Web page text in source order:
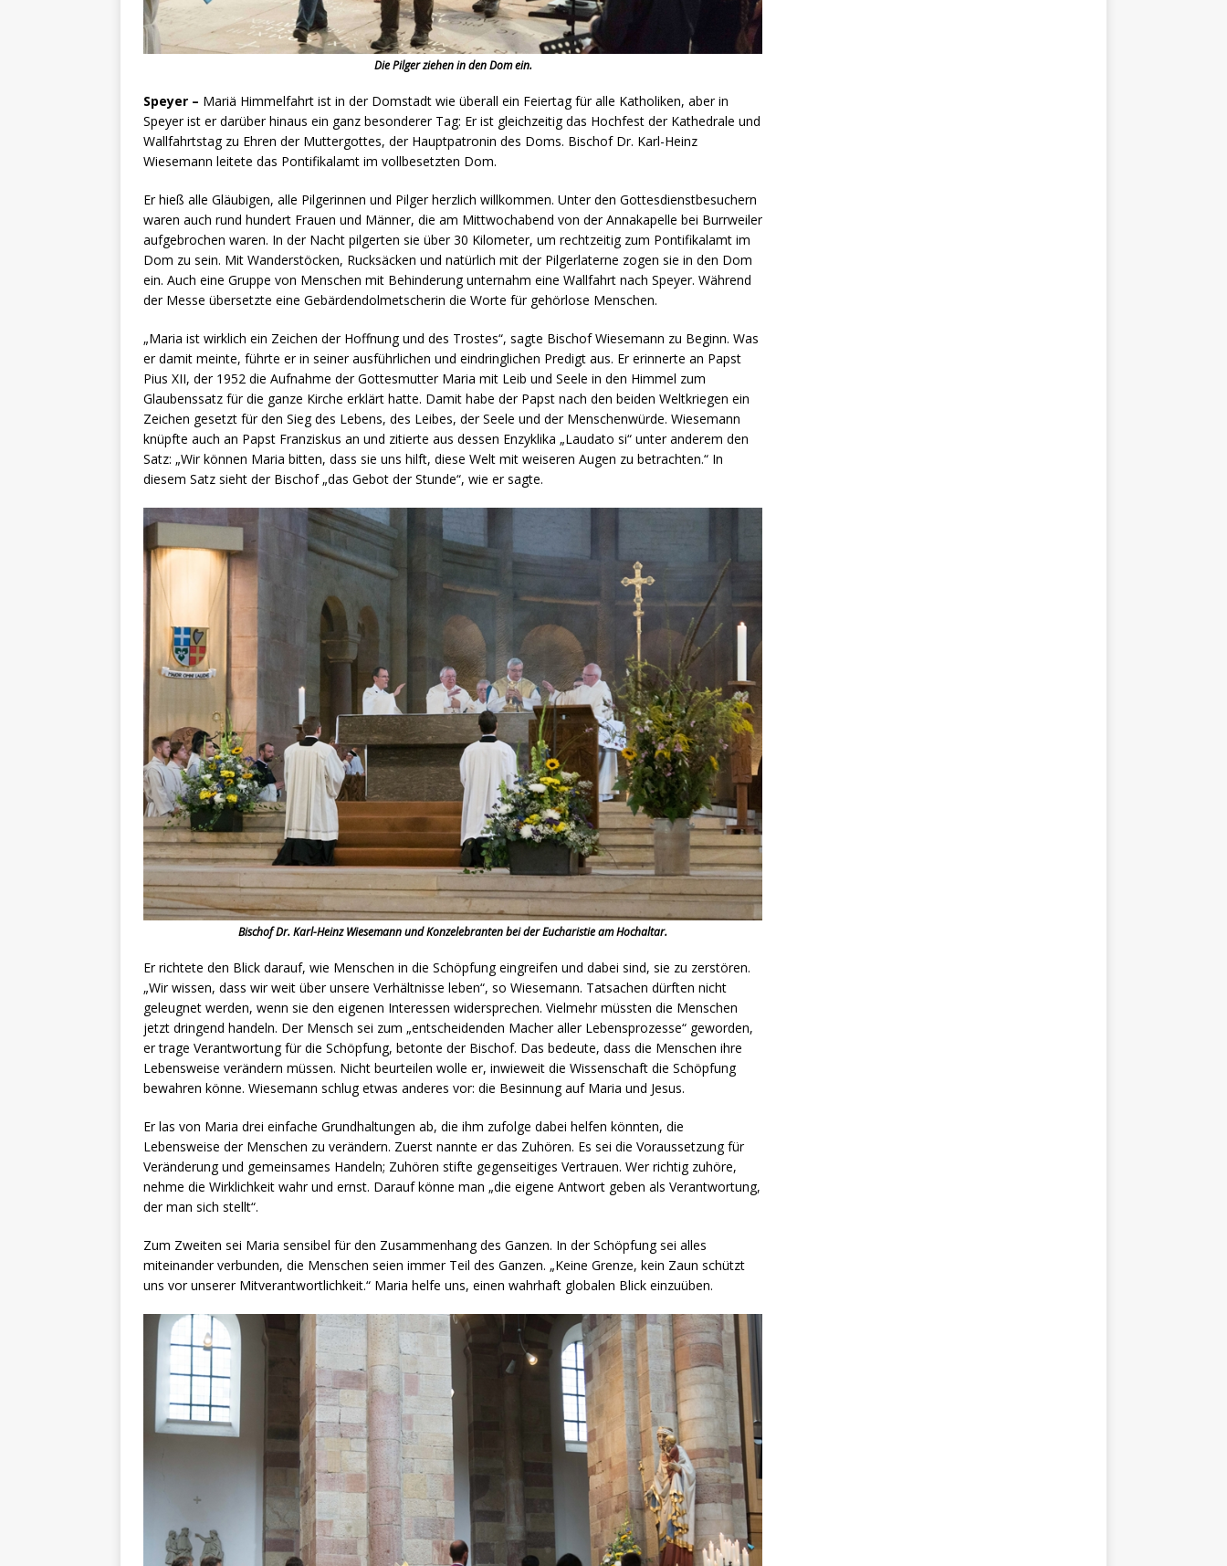
Die Pilger ziehen in den Dom ein.
Speyer – Mariä Himmelfahrt ist in der Domstadt wie überall ein Feiertag für alle Katholiken, aber in
Speyer ist er darüber hinaus ein ganz besonderer Tag: Er ist gleichzeitig das Hochfest der Kathedrale und
Wallfahrtstag zu Ehren der Muttergottes, der Hauptpatronin des Doms. Bischof Dr. Karl-Heinz
Wiesemann leitete das Pontifikalamt im vollbesetzten Dom.
Er hieß alle Gläubigen, alle Pilgerinnen und Pilger herzlich willkommen. Unter den Gottesdienstbesuchern
waren auch rund hundert Frauen und Männer, die am Mittwochabend von der Annakapelle bei Burrweiler
aufgebrochen waren. In der Nacht pilgerten sie über 30 Kilometer, um rechtzeitig zum Pontifikalamt im
Dom zu sein. Mit Wanderstöcken, Rucksäcken und natürlich mit der Pilgerlaterne zogen sie in den Dom
ein. Auch eine Gruppe von Menschen mit Behinderung unternahm eine Wallfahrt nach Speyer. Während
der Messe übersetzte eine Gebärdendolmetscherin die Worte für gehörlose Menschen.
„Maria ist wirklich ein Zeichen der Hoffnung und des Trostes“, sagte Bischof Wiesemann zu Beginn. Was
er damit meinte, führte er in seiner ausführlichen und eindringlichen Predigt aus. Er erinnerte an Papst
Pius XII, der 1952 die Aufnahme der Gottesmutter Maria mit Leib und Seele in den Himmel zum
Glaubenssatz für die ganze Kirche erklärt hatte. Damit habe der Papst nach den beiden Weltkriegen ein
Zeichen gesetzt für den Sieg des Lebens, des Leibes, der Seele und der Menschenwürde. Wiesemann
knüpfte auch an Papst Franziskus an und zitierte aus dessen Enzyklika „Laudato si“ unter anderem den
Satz: „Wir können Maria bitten, dass sie uns hilft, diese Welt mit weiseren Augen zu betrachten.“ In
diesem Satz sieht der Bischof „das Gebot der Stunde“, wie er sagte.
Bischof Dr. Karl-Heinz Wiesemann und Konzelebranten bei der Eucharistie am Hochaltar.
Er richtete den Blick darauf, wie Menschen in die Schöpfung eingreifen und dabei sind, sie zu zerstören.
„Wir wissen, dass wir weit über unsere Verhältnisse leben“, so Wiesemann. Tatsachen dürften nicht
geleugnet werden, wenn sie den eigenen Interessen widersprechen. Vielmehr müssten die Menschen
jetzt dringend handeln. Der Mensch sei zum „entscheidenden Macher aller Lebensprozesse“ geworden,
er trage Verantwortung für die Schöpfung, betonte der Bischof. Das bedeute, dass die Menschen ihre
Lebensweise verändern müssen. Nicht beurteilen wolle er, inwieweit die Wissenschaft die Schöpfung
bewahren könne. Wiesemann schlug etwas anderes vor: die Besinnung auf Maria und Jesus.
Er las von Maria drei einfache Grundhaltungen ab, die ihm zufolge dabei helfen könnten, die
Lebensweise der Menschen zu verändern. Zuerst nannte er das Zuhören. Es sei die Voraussetzung für
Veränderung und gemeinsames Handeln; Zuhören stifte gegenseitiges Vertrauen. Wer richtig zuhöre,
nehme die Wirklichkeit wahr und ernst. Darauf könne man „die eigene Antwort geben als Verantwortung,
der man sich stellt“.
Zum Zweiten sei Maria sensibel für den Zusammenhang des Ganzen. In der Schöpfung sei alles
miteinander verbunden, die Menschen seien immer Teil des Ganzen. „Keine Grenze, kein Zaun schützt
uns vor unserer Mitverantwortlichkeit.“ Maria helfe uns, einen wahrhaft globalen Blick einzuüben.